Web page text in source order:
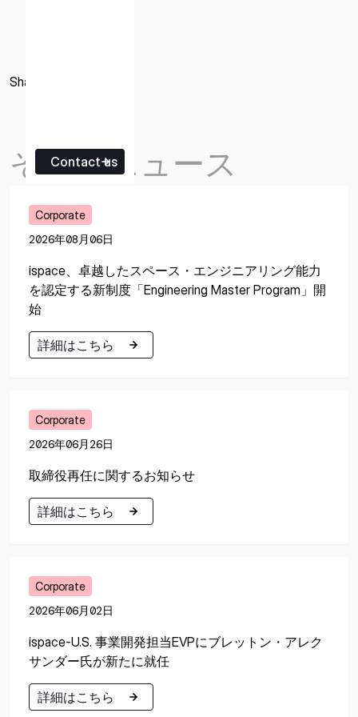
Contact us
Share
その他ニュース
Corporate
2026年08月06日
ispace、卓越したスペース・エンジニアリング能力
を認定する新制度「Engineering Master Program」開
始
詳細はこちら
Corporate
2026年06月26日
取締役再任に関するお知らせ
詳細はこちら
Corporate
2026年06月02日
ispace-U.S. 事業開発担当EVPにブレットン・アレク
サンダー氏が新たに就任
詳細はこちら